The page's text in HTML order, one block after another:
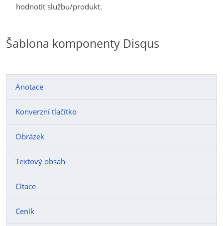
hodnotit službu/produkt.
Šablona komponenty Disqus
Anotace
Konverzní tlačítko
Obrázek
Textový obsah
Citace
Ceník